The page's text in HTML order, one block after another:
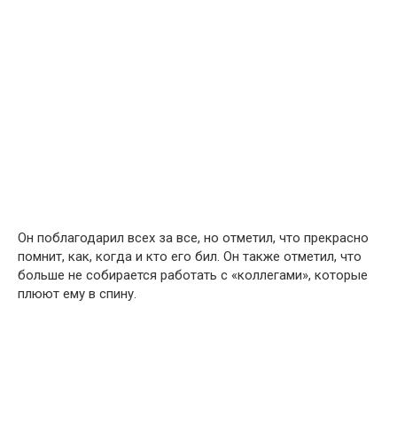
Он поблагодарил всех за все, но отметил, что прекрасно
помнит, как, когда и кто его бил. Он также отметил, что
больше не собирается работать с «коллегами», которые
плюют ему в спину.